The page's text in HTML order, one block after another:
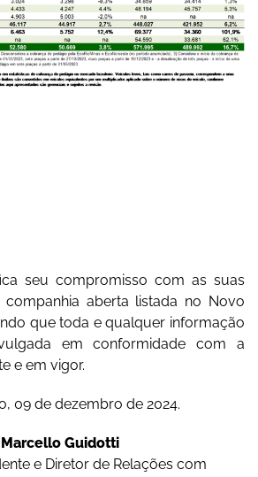
seu compromisso com as suas
aberta listada no Novo
que toda e qualquer informação
em conformidade com a
e em vigor.
09 de dezembro de 2024.
Marcello Guidotti
e Diretor de Relações com